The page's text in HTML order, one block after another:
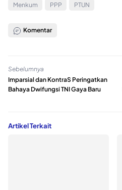
Menkum PPP PTUN
Komentar
Sebelumnya
Imparsial dan KontraS Peringatkan
Bahaya Dwifungsi TNI Gaya Baru
Artikel Terkait